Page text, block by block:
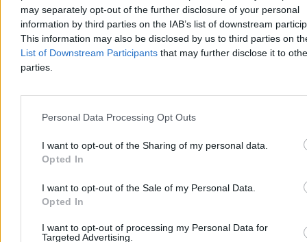
may separately opt-out of the further disclosure of your personal
information by third parties on the IAB’s list of downstream
This information may also be disclosed by us to third parties on
List of Downstream Participants that may further disclose it to
parties.
Personal Data Processing Opt Outs
I want to opt-out of the Sharing of my personal data.
Opted In
I want to opt-out of the Sale of my Personal Data.
Opted In
I want to opt-out of processing my Personal Data for
Targeted Advertising.
Krzysztof Jabłonowski
Dzisiaj 14:19
3 min
Reklama